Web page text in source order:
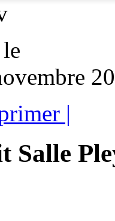
|
Salle